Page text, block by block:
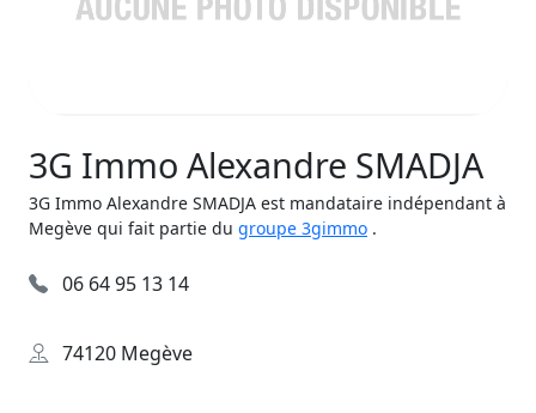
3G Immo Alexandre SMADJA
3G Immo Alexandre SMADJA est mandataire indépendant à
Megève qui fait partie du groupe 3gimmo .
06 64 95 13 14
74120 Megève